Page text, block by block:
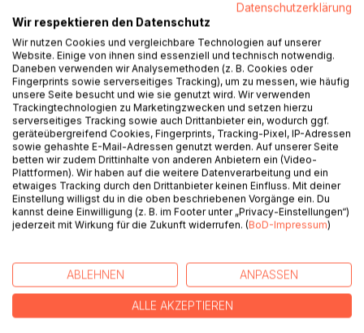
Büsum im Sommer: Fischbrötchen, Strandspaziergänge,
Badespaß - und ein Toter im Fischkutter.
---
Als der Krabbenfischer Lars Petersen eines Morgens tot
auf seinem Kutter gefunden wird, stoßen die Ermittler Birte
Lohse und Rainer Speckmann auf eine Mauer des
Schweigens. Die Fischer reden nicht. Die Hafenarbeiter
schon gar nicht. Und keiner will etwas gesehen haben.
Als dann wenig später auch noch Petersens junger
Matrose tot aus der Nordsee gefischt wird, ist klar, dass im
bricht, zahlt mit seinem Leben.
Datenschutzerklärung
Wir respektieren den Datenschutz
Wir nutzen Cookies und vergleichbare Technologien auf unserer
Website. Einige von ihnen sind essenziell und technisch notwendig.
Daneben verwenden wir Analysemethoden (z. B. Cookies oder
Fingerprints sowie serverseitiges Tracking), um zu messen, wie häufig
unsere Seite besucht und wie sie genutzt wird. Wir verwenden
Trackingtechnologien zu Marketingzwecken und setzen hierzu
serverseitiges Tracking sowie auch Drittanbieter ein, wodurch ggf.
geräteübergreifend Cookies, Fingerprints, Tracking-Pixel, IP-Adressen
sowie gehashte E-Mail-Adressen genutzt werden. Auf unserer Seite
betten wir zudem Drittinhalte von anderen Anbietern ein (Video-
Plattformen). Wir haben auf die weitere Datenverarbeitung und ein
etwaiges Tracking durch den Drittanbieter keinen Einfluss. Mit deiner
Einstellung willigst du in die oben beschriebenen Vorgänge ein. Du
kannst deine Einwilligung (z. B. im Footer unter „Privacy-Einstellungen“)
jederzeit mit Wirkung für die Zukunft widerrufen. (BoD-Impressum)
ABLEHNEN ANPASSEN
ALLE AKZEPTIEREN